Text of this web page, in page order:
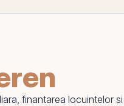
finantarea locuintelor